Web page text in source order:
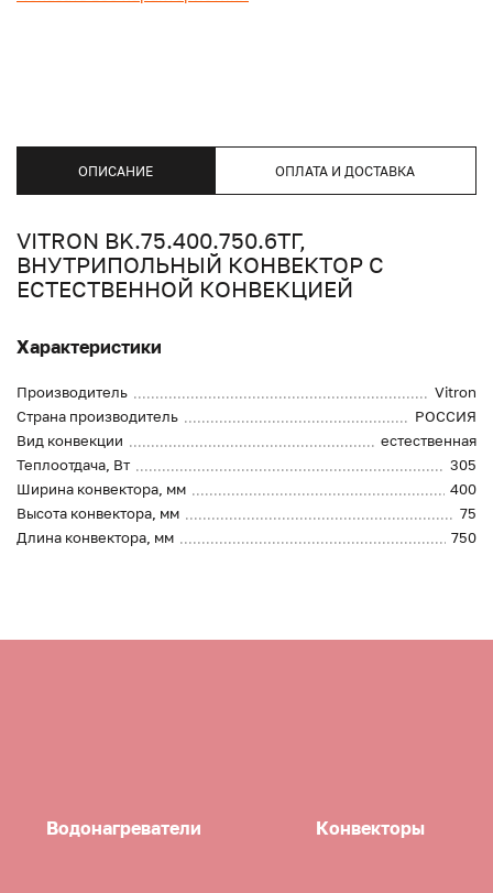
ОПИСАНИЕ ОПЛАТА И ДОСТАВКА
VITRON BK.75.400.750.6ТГ,
ВНУТРИПОЛЬНЫЙ КОНВЕКТОР С
ЕСТЕСТВЕННОЙ КОНВЕКЦИЕЙ
Характеристики
Производитель
Vitron
Страна производитель
РОССИЯ
Вид конвекции
естественная
Теплоотдача, Вт
305
Ширина конвектора, мм
400
Высота конвектора, мм
75
Длина конвектора, мм
750
Водонагреватели Конвекторы